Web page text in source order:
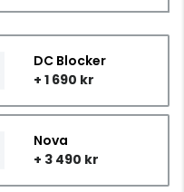
DC Blocker
+ 1 690 kr
Nova
+ 3 490 kr